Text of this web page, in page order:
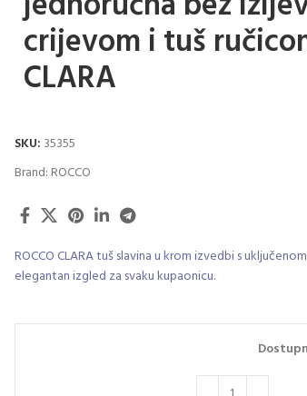
crijevom i tuš
CLARA
SKU: 35355
Brand: ROCCO
ROCCO CLARA tuš slavina u krom izvedbi s
elegantan izgled za svaku kupaonicu.